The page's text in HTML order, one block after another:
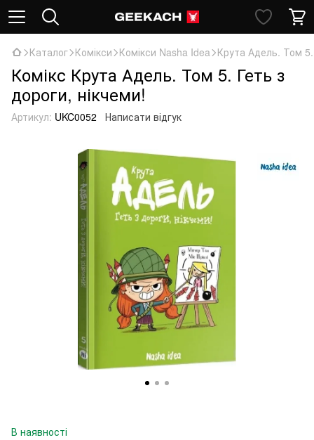
Каталог Комікси Комікси Nasha Idea Крута Адель. Том 5.
Комікс Крута Адель. Том 5. Геть з
дороги, нікчеми!
Артикул: UKC0052 Написати відгук
В наявності